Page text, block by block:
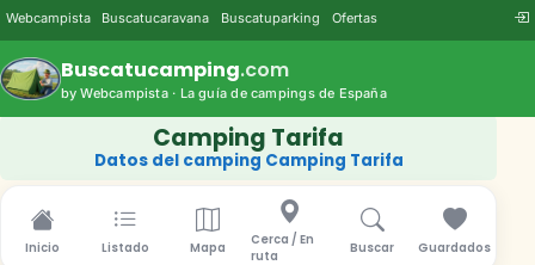
Webcampista Buscatucaravana Buscatuparking Ofertas
Buscatucamping.com
by Webcampista · La guía de campings de España
Camping Tarifa
Datos del camping Camping Tarifa
Inicio Listado Mapa
Cerca / En
ruta
Buscar Guardados